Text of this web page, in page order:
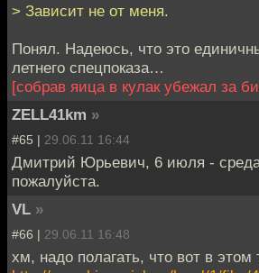
> Зависит не от меня.
Понял. Надеюсь, что это
летнего спецпоказа…
[собрав яица в кулак убежал за
ZELL41km »
#65 | 29.06.11 16:44
Дмитрий Юрьевич, 6 июля -
пожалуйста.
VL »
#66 | 29.06.11 16:48
хм, надо полагать, что вот в этом